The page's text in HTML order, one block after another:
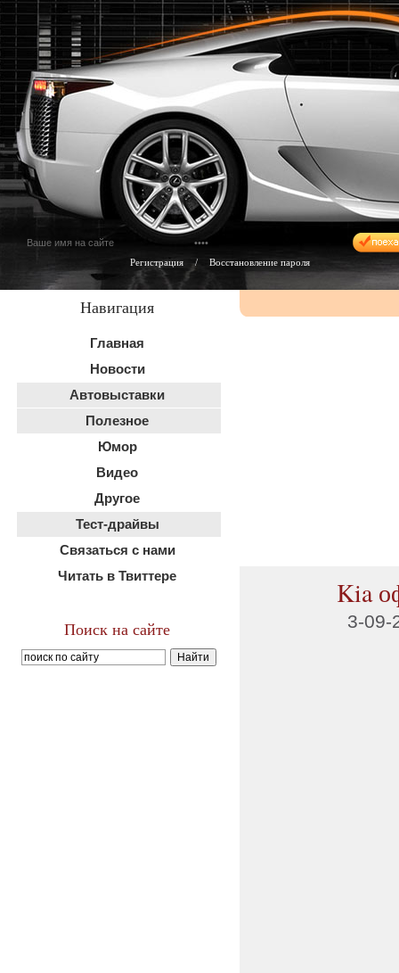
Регистрация / Восстановление пароля
Навигация
Главная
Новости
Автовыставки
Полезное
Юмор
Видео
Другое
Тест-драйвы
Связаться с нами
Читать в Твиттере
Поиск на сайте
Kia
3-